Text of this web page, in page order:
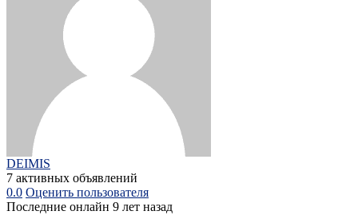
DEIMIS
7 активных объявлений
0.0 Оценить пользователя
Последние онлайн 9 лет назад